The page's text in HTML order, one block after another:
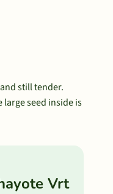
still tender.
seed inside is
Vrt